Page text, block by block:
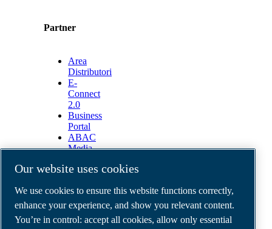
Partner
Area
Distributori
E-
Connect
2.0
Business
Portal
ABAC
Media
Legal & Privacy Notices
Order return form
Order claim form
Our website uses cookies
We use cookies to ensure this website functions correctly,
enhance your experience, and show you relevant content.
You’re in control: accept all cookies, allow only essential